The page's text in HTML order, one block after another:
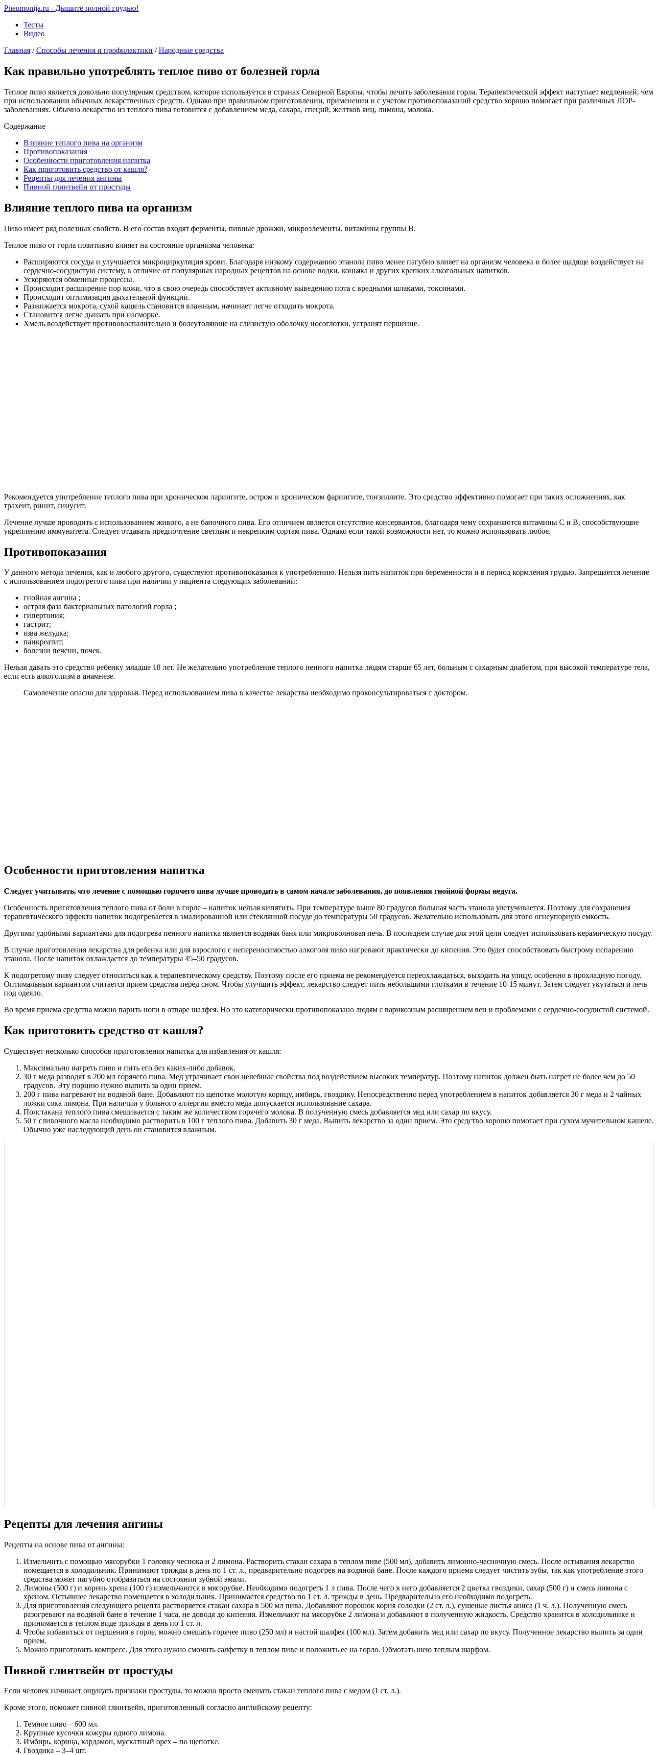
Pneumonija.ru - Дышите полной грудью!
Тесты
Видео
Главная / Способы лечения и профилактики / Народные средства
Как правильно употреблять теплое пиво от болезней горла
Теплое пиво является довольно популярным средством, которое используется в странах Северной Европы, чтобы лечить заболевания горла. Терапевтический эффект наступает медленней, чем
при использовании обычных лекарственных средств. Однако при правильном приготовлении, применении и с учетом противопоказаний средство хорошо помогает при различных ЛОР-
заболеваниях. Обычно лекарство из теплого пива готовится с добавлением меда, сахара, специй, желтков яиц, лимона, молока.
Содержание
Влияние теплого пива на организм
Противопоказания
Особенности приготовления напитка
Как приготовить средство от кашля?
Рецепты для лечения ангины
Пивной глинтвейн от простуды
Влияние теплого пива на организм
Пиво имеет ряд полезных свойств. В его состав входят ферменты, пивные дрожжи, микроэлементы, витамины группы В.
Теплое пиво от горла позитивно влияет на состояние организма человека:
Расширяются сосуды и улучшается микроциркуляция крови. Благодаря низкому содержанию этанола пиво менее пагубно влияет на организм человека и более щадяще воздействует на
сердечно-сосудистую систему, в отличие от популярных народных рецептов на основе водки, коньяка и других крепких алкогольных напитков.
Ускоряются обменные процессы.
Происходит расширение пор кожи, что в свою очередь способствует активному выведению пота с вредными шлаками, токсинами.
Происходит оптимизация дыхательной функции.
Разжижается мокрота, сухой кашель становится влажным, начинает легче отходить мокрота.
Становится легче дышать при насморке.
Хмель воздействует противовоспалительно и болеутоляюще на слизистую оболочку носоглотки, устранят першение.
Рекомендуется употребление теплого пива при хроническом ларингите, остром и хроническом фарингите, тонзиллите. Это средство эффективно помогает при таких осложнениях, как
трахеит, ринит, синусит.
Лечение лучше проводить с использованием живого, а не баночного пива. Его отличием является отсутствие консервантов, благодаря чему сохраняются витамины С и В, способствующие
укреплению иммунитета. Следует отдавать предпочтение светлым и некрепким сортам пива. Однако если такой возможности нет, то можно использовать любое.
Противопоказания
У данного метода лечения, как и любого другого, существуют противопоказания к употреблению. Нельзя пить напиток при беременности и в период кормления грудью. Запрещается лечение
с использованием подогретого пива при наличии у пациента следующих заболеваний:
гнойная ангина ;
острая фаза бактериальных патологий горла ;
гипертония;
гастрит;
язва желудка;
панкреатит;
болезни печени, почек.
Нельзя давать это средство ребенку младше 18 лет. Не желательно употребление теплого пенного напитка людям старше 65 лет, больным с сахарным диабетом, при высокой температуре тела,
если есть алкоголизм в анамнезе.
Самолечение опасно для здоровья. Перед использованием пива в качестве лекарства необходимо проконсультироваться с доктором.
Особенности приготовления напитка
Следует учитывать, что лечение с помощью горячего пива лучше проводить в самом начале заболевания, до появления гнойной формы недуга.
Особенность приготовления теплого пива от боли в горле – напиток нельзя кипятить. При температуре выше 80 градусов большая часть этанола улетучивается. Поэтому для сохранения
терапевтического эффекта напиток подогревается в эмалированной или стеклянной посуде до температуры 50 градусов. Желательно использовать для этого огнеупорную емкость.
Другими удобными вариантами для подогрева пенного напитка является водяная баня или микроволновая печь. В последнем случае для этой цели следует использовать керамическую посуду.
В случае приготовления лекарства для ребенка или для взрослого с непереносимостью алкоголя пиво нагревают практически до кипения. Это будет способствовать быстрому испарению
этанола. После напиток охлаждается до температуры 45–50 градусов.
К подогретому пиву следует относиться как к терапевтическому средству. Поэтому после его приема не рекомендуется переохлаждаться, выходить на улицу, особенно в прохладную погоду.
Оптимальным вариантом считается прием средства перед сном. Чтобы улучшить эффект, лекарство следует пить небольшими глотками в течение 10-15 минут. Затем следует укутаться и лечь
под одеяло.
Во время приема средства можно парить ноги в отваре шалфея. Но это категорически противопоказано людям с варикозным расширением вен и проблемами с сердечно-сосудистой системой.
Как приготовить средство от кашля?
Существует несколько способов приготовления напитка для избавления от кашля:
Максимально нагреть пиво и пить его без каких-либо добавок.
30 г меда разводят в 200 мл горячего пива. Мед утрачивает свои целебные свойства под воздействием высоких температур. Поэтому напиток должен быть нагрет не более чем до 50
градусов. Эту порцию нужно выпить за один прием.
200 г пива нагревают на водяной бане. Добавляют по щепотке молотую корицу, имбирь, гвоздику. Непосредственно перед употреблением в напиток добавляется 30 г меда и 2 чайных
ложки сока лимона. При наличии у больного аллергии вместо меда допускается использование сахара.
Полстакана теплого пива смешивается с таким же количеством горячего молока. В полученную смесь добавляется мед или сахар по вкусу.
50 г сливочного масла необходимо растворить в 100 г теплого пива. Добавить 30 г меда. Выпить лекарство за один прием. Это средство хорошо помогает при сухом мучительном кашеле.
Обычно уже наследующий день он становится влажным.
Рецепты для лечения ангины
Рецепты на основе пива от ангины:
Измельчить с помощью мясорубки 1 головку чеснока и 2 лимона. Растворить стакан сахара в теплом пиве (500 мл), добавить лимонно-чесночную смесь. После остывания лекарство
помещается в холодильник. Принимают трижды в день по 1 ст. л., предварительно подогрев на водяной бане. После каждого приема следует чистить зубы, так как употребление этого
средства может пагубно отобразиться на состоянии зубной эмали.
Лимоны (500 г) и корень хрена (100 г) измельчаются в мясорубке. Необходимо подогреть 1 л пива. После чего в него добавляется 2 цветка гвоздики, сахар (500 г) и смесь лимона с
хреном. Остывшее лекарство помещается в холодильник. Принимается средство по 1 ст. л. трижды в день. Предварительно его необходимо подогреть.
Для приготовления следующего рецепта растворяется стакан сахара в 500 мл пива. Добавляют порошок корня солодки (2 ст. л.), сушеные листья аниса (1 ч. л.). Полученную смесь
разогревают на водяной бане в течение 1 часа, не доводя до кипения. Измельчают на мясорубке 2 лимона и добавляют в полученную жидкость. Средство хранится в холодильнике и
принимается в теплом виде трижды в день по 1 ст. л.
Чтобы избавиться от першения в горле, можно смешать горячее пиво (250 мл) и настой шалфея (100 мл). Затем добавить мед или сахар по вкусу. Полученное лекарство выпить за один
прием.
Можно приготовить компресс. Для этого нужно смочить салфетку в теплом пиве и положить ее на горло. Обмотать шею теплым шарфом.
Пивной глинтвейн от простуды
Если человек начинает ощущать признаки простуды, то можно просто смешать стакан теплого пива с медом (1 ст. л.).
Кроме этого, поможет пивной глинтвейн, приготовленный согласно английскому рецепту:
Темное пиво – 600 мл.
Крупные кусочки кожуры одного лимона.
Имбирь, корица, кардамон, мускатный орех – по щепотке.
Гвоздика – 3–4 шт.